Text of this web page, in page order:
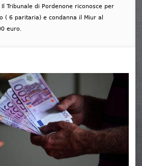
Il Tribunale di Pordenone riconosce per
( 6 paritaria) e condanna il Miur al
euro.